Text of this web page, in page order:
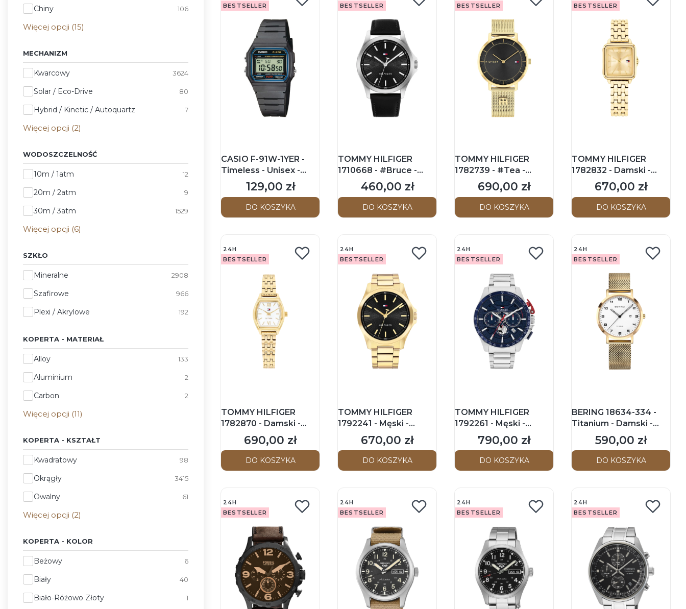
Chiny 106
Więcej opcji (15)
MECHANIZM
Mechanizm
Kwarcowy 3624
Solar / Eco-Drive 80
Hybrid / Kinetic / Autoquartz 7
Więcej opcji (2)
WODOSZCZELNOŚĆ
Wodoszczelność
10m / 1atm 12
20m / 2atm 9
30m / 3atm 1529
Więcej opcji (6)
SZKŁO
SzkłoMineralne 2908
Szafirowe 966
Plexi / Akrylowe 192
KOPERTA - MATERIAŁ
Koperta - Materiał
Alloy 133
Aluminium 2
Carbon 2
Więcej opcji (11)
KOPERTA - KSZTAŁT
Koperta - Kształt
Kwadratowy 98
Okrągły 3415
Owalny 61
Więcej opcji (2)
KOPERTA - KOLOR
Koperta - Kolor
Beżowy 6
Biały 40
Biało-Różowo Złoty 1
BESTSELLER
CASIO F-91W-1YER -
Timeless - Unisex -
Zegarek na pasku
Cena
129,00 zł
DO KOSZYKA
BESTSELLER
TOMMY HILFIGER
1710668 - #Bruce -
Męski - Zegarek na
pasku skórzanym
Cena
460,00 zł
DO KOSZYKA
BESTSELLER
TOMMY HILFIGER
1782739 - #Tea -
Damski - Zegarek na
bransolecie mesh
Cena
690,00 zł
DO KOSZYKA
BESTSELLER
TOMMY HILFIGER
1782832 - Damski -
Zegarek na
bransolecie
Cena
670,00 zł
DO KOSZYKA
24H
BESTSELLER
TOMMY HILFIGER
1782870 - Damski -
Zegarek na
bransolecie
Cena
690,00 zł
DO KOSZYKA
24H
BESTSELLER
TOMMY HILFIGER
1792241 - Męski -
Zegarek na
bransolecie
Cena
670,00 zł
DO KOSZYKA
24H
BESTSELLER
TOMMY HILFIGER
1792261 - Męski -
Zegarek na
bransolecie
Cena
790,00 zł
DO KOSZYKA
24H
BESTSELLER
BERING 18634-334 -
Titanium - Damski -
Zegarek kwarcowy
Cena
590,00 zł
DO KOSZYKA
24H
BESTSELLER
24H
BESTSELLER
24H
BESTSELLER
24H
BESTSELLER